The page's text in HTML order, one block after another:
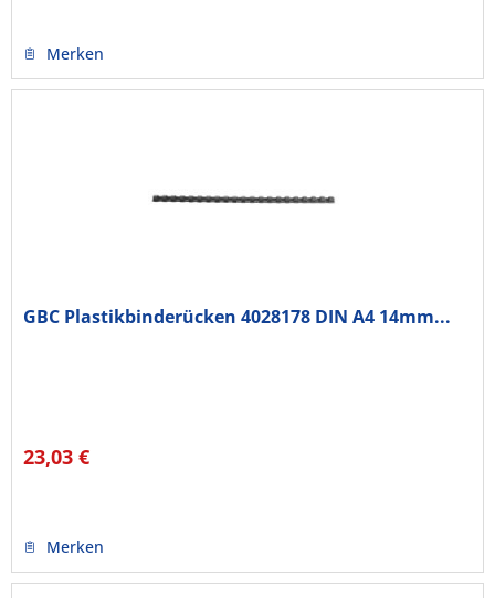
Merken
GBC Plastikbinderücken 4028178 DIN A4 14mm...
23,03 €
Merken